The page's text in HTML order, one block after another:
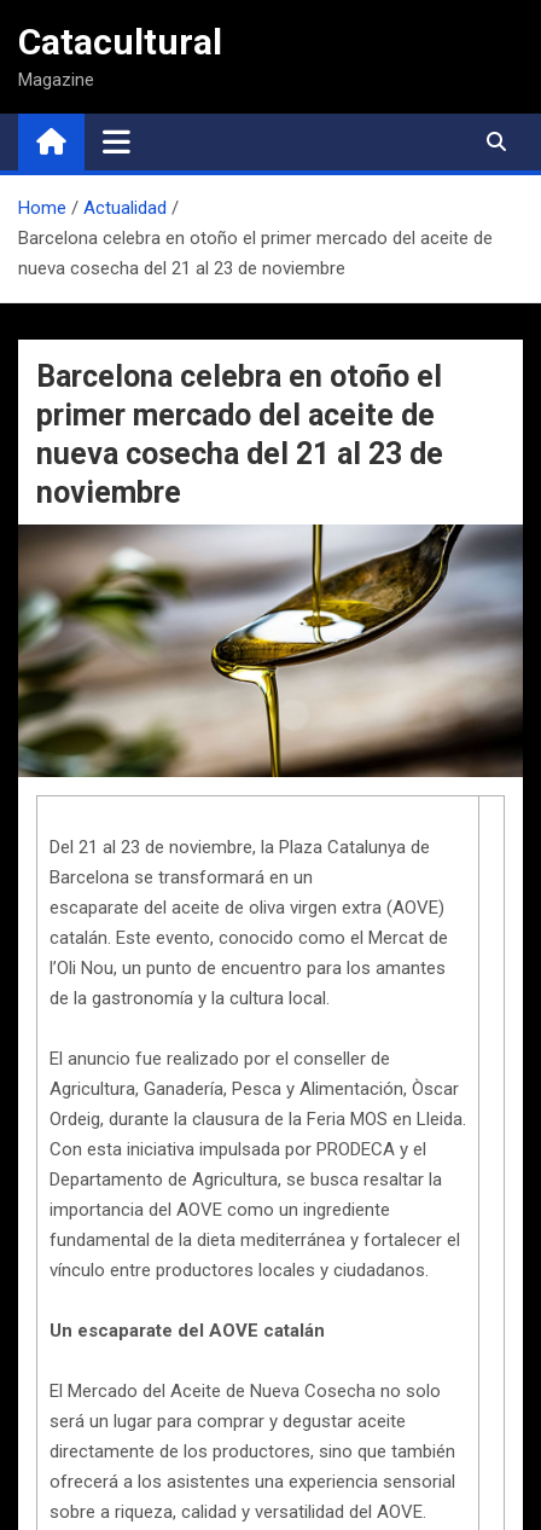
contenido
Catacultural
Magazine
Home
Actualidad
Barcelona celebra en otoño el primer mercado del aceite de
nueva cosecha del 21 al 23 de noviembre
Barcelona celebra en otoño el
primer mercado del aceite de
nueva cosecha del 21 al 23 de
noviembre
Del 21 al 23 de noviembre, la Plaza Catalunya de
Barcelona se transformará en un
escaparate del aceite de oliva virgen extra (AOVE)
catalán. Este evento, conocido como el Mercat de
l’Oli Nou, un punto de encuentro para los amantes
de la gastronomía y la cultura local.
El anuncio fue realizado por el conseller de
Agricultura, Ganadería, Pesca y Alimentación, Òscar
Ordeig, durante la clausura de la Feria MOS en Lleida.
Con esta iniciativa impulsada por PRODECA y el
Departamento de Agricultura, se busca resaltar la
importancia del AOVE como un ingrediente
fundamental de la dieta mediterránea y fortalecer el
vínculo entre productores locales y ciudadanos.
Un escaparate del AOVE catalán
El Mercado del Aceite de Nueva Cosecha no solo
será un lugar para comprar y degustar aceite
directamente de los productores, sino que también
ofrecerá a los asistentes una experiencia sensorial
sobre a riqueza, calidad y versatilidad del AOVE.